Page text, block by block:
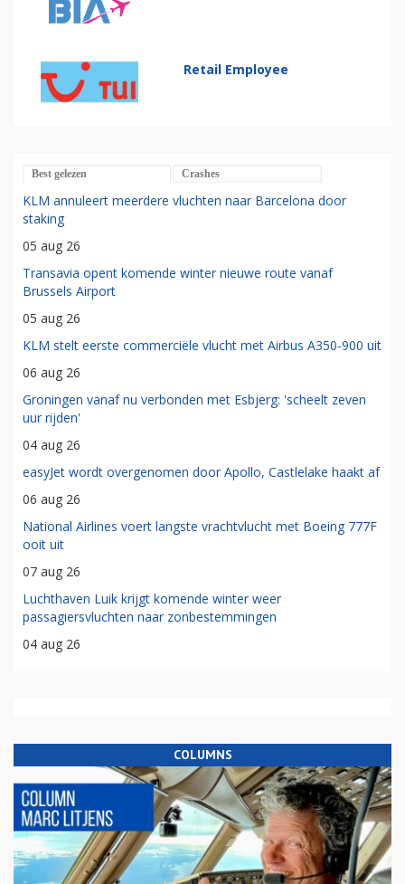
Retail Employee
Best gelezen Crashes
KLM annuleert meerdere vluchten naar Barcelona door
staking
05 aug 26
Transavia opent komende winter nieuwe route vanaf
Brussels Airport
05 aug 26
KLM stelt eerste commerciële vlucht met Airbus A350-900 uit
06 aug 26
Groningen vanaf nu verbonden met Esbjerg: 'scheelt zeven
uur rijden'
04 aug 26
easyJet wordt overgenomen door Apollo, Castlelake haakt af
06 aug 26
National Airlines voert langste vrachtvlucht met Boeing 777F
ooit uit
07 aug 26
Luchthaven Luik krijgt komende winter weer
passagiersvluchten naar zonbestemmingen
04 aug 26
COLUMNS